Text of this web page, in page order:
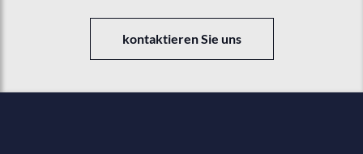
kontaktieren Sie uns